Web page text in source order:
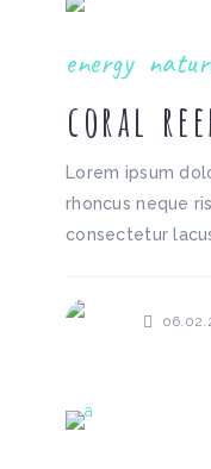
energy
coral
Lorem ipsum
rhoncus neque
consectetur